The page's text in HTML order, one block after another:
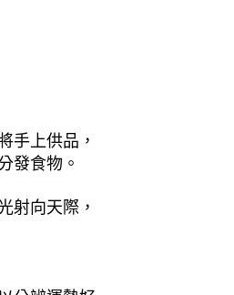
手上供品，
發食物。
射向天際，